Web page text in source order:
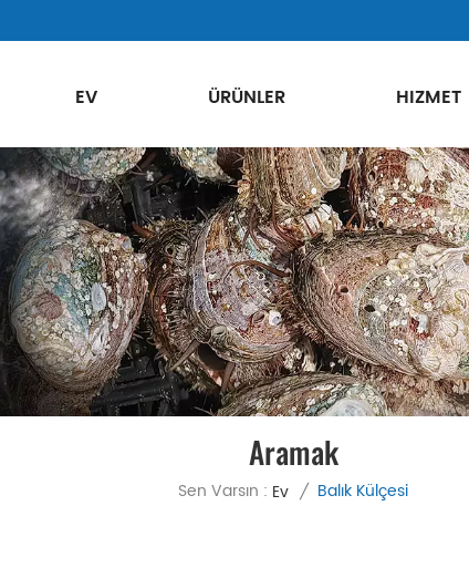
EV ÜRÜNLER HIZMET
Aramak
Sen Varsın : Ev / Balık Külçesi